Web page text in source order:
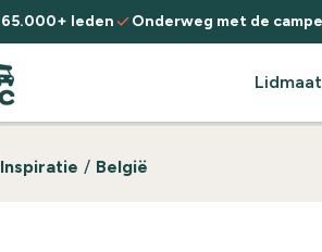
65.000+ ledencheckOnderweg met de
Inspiratie / België